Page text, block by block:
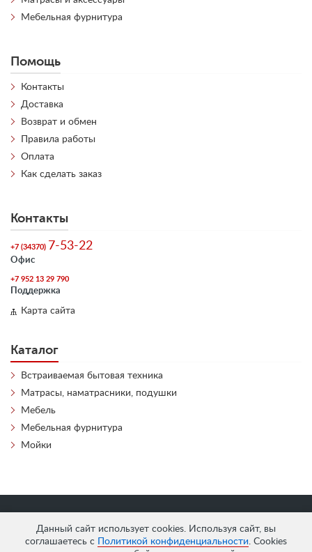
Данный сайт использует cookies. Используя сайт, вы
соглашаетесь с
Политикой конфиденциальности. Cookies
Мебельная фурнитура
Помощь
Контакты
Доставка
Возврат и обмен
Правила работы
Оплата
Как сделать заказ
Контакты
+7 (34370) 7-53-22
Офис
+7 952 13 29 790
Поддержка
Карта сайта
Каталог
Встраиваемая бытовая техника
Матрасы, наматрасники, подушки
Мебель
Мебельная фурнитура
Мойки